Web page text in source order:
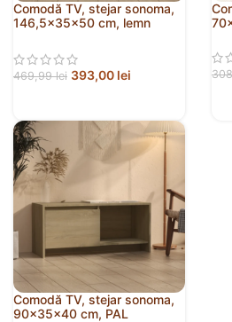
Comodă TV, stejar sonoma,
146,5x35x50 cm, lemn
469,99lei 393,00 lei
Comodă TV, stejar sonoma,
90x35x40 cm, PAL